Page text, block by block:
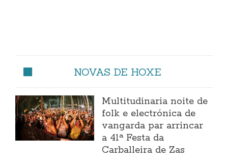
NOVAS DE HOXE
Multitudinaria noite de
folk e electrónica de
vangarda par arrincar
a 41ª Festa da
Carballeira de Zas